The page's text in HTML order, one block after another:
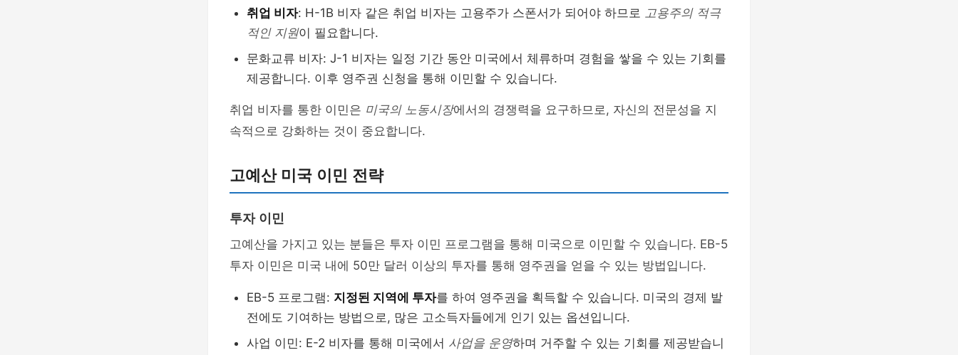
취업 비자: H-1B 비자 같은 취업 비자는 고용주가 스폰서가 되어야 하므로 고용주의 적극
적인 지원이 필요합니다.
문화교류 비자: J-1 비자는 일정 기간 동안 미국에서 체류하며 경험을 쌓을 수 있는 기회를
제공합니다. 이후 영주권 신청을 통해 이민할 수 있습니다.
취업 비자를 통한 이민은 미국의 노동시장에서의 경쟁력을 요구하므로, 자신의 전문성을 지
속적으로 강화하는 것이 중요합니다.
고예산 미국 이민 전략
투자 이민
고예산을 가지고 있는 분들은 투자 이민 프로그램을 통해 미국으로 이민할 수 있습니다. EB-5
투자 이민은 미국 내에 50만 달러 이상의 투자를 통해 영주권을 얻을 수 있는 방법입니다.
EB-5 프로그램: 지정된 지역에 투자를 하여 영주권을 획득할 수 있습니다. 미국의 경제 발
전에도 기여하는 방법으로, 많은 고소득자들에게 인기 있는 옵션입니다.
사업 이민: E-2 비자를 통해 미국에서 사업을 운영하며 거주할 수 있는 기회를 제공받습니